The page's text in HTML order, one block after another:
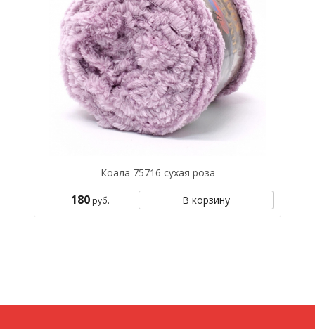
Коала 75716 сухая роза
180руб. В корзину